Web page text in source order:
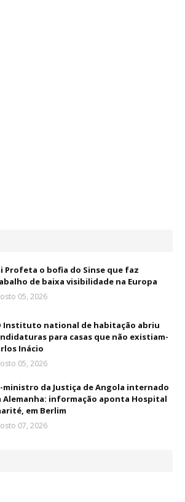
Profeta o bofia do Sinse que faz
de baixa visibilidade na Europa
05, 2026
Instituto national de habitação abriu
para casas que não existiam-
Inácio
05, 2026
ministro da Justiça de Angola internado
Alemanha: informação aponta Hospital
em Berlim
07, 2026